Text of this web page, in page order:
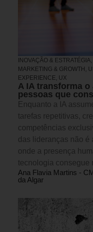
INOVAÇÃO & ESTRATÉGIA,
MARKETING & GROWTH ,
EXPERIENCE, UX
A IA transforma
pessoas que
Enquanto a IA
tarefas repetitivas,
competências
das lideranças não é
onde a presença
tecnologia consegue
Ana Flavia Martins -
da Algar